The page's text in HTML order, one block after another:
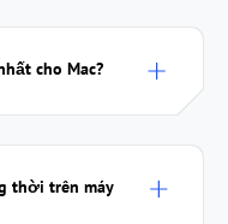
cho Mac?
thời trên máy